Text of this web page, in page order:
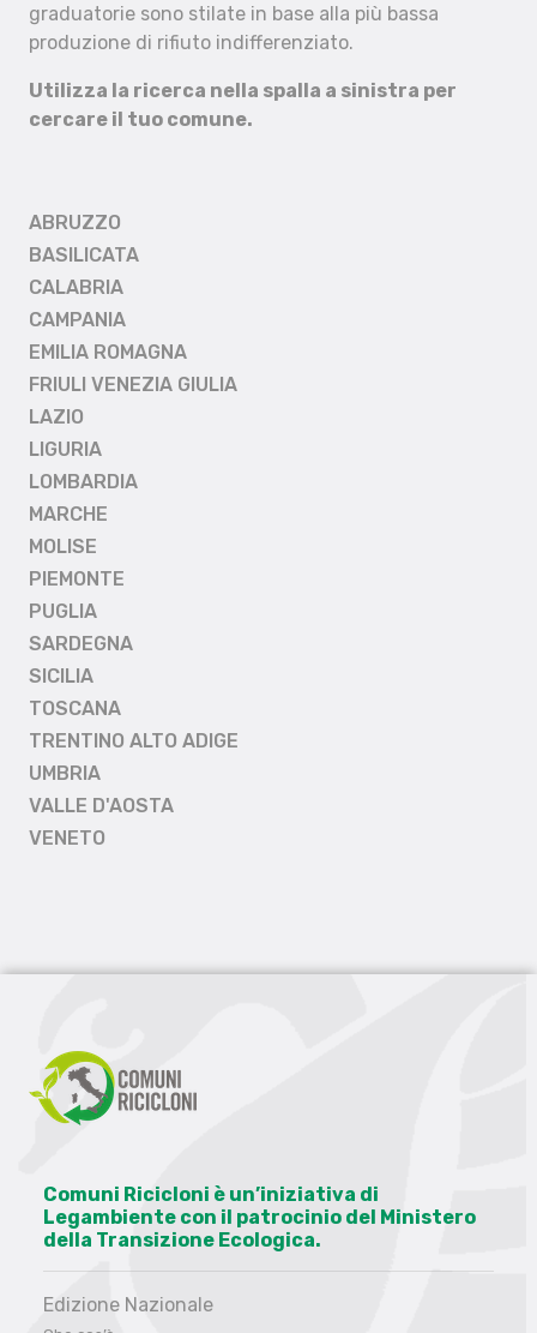
graduatorie sono stilate in base alla più bassa
produzione di rifiuto indifferenziato.
Utilizza la ricerca nella spalla a sinistra per
cercare il tuo comune.
ABRUZZO
BASILICATA
CALABRIA
CAMPANIA
EMILIA ROMAGNA
FRIULI VENEZIA GIULIA
LAZIO
LIGURIA
LOMBARDIA
MARCHE
MOLISE
PIEMONTE
PUGLIA
SARDEGNA
SICILIA
TOSCANA
TRENTINO ALTO ADIGE
UMBRIA
VALLE D'AOSTA
VENETO
Comuni Ricicloni è un’iniziativa di
Legambiente con il patrocinio del Ministero
della Transizione Ecologica.
Edizione Nazionale